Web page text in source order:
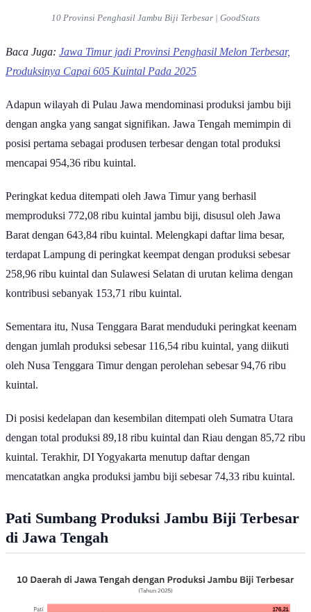
10 Provinsi Penghasil Jambu Biji Terbesar | GoodStats
Baca Juga: Jawa Timur jadi Provinsi Penghasil Melon Terbesar,
Produksinya Capai 605 Kuintal Pada 2025
Adapun wilayah di Pulau Jawa mendominasi produksi jambu biji
dengan angka yang sangat signifikan. Jawa Tengah memimpin di
posisi pertama sebagai produsen terbesar dengan total produksi
mencapai 954,36 ribu kuintal.
Peringkat kedua ditempati oleh Jawa Timur yang berhasil
memproduksi 772,08 ribu kuintal jambu biji, disusul oleh Jawa
Barat dengan 643,84 ribu kuintal. Melengkapi daftar lima besar,
terdapat Lampung di peringkat keempat dengan produksi sebesar
258,96 ribu kuintal dan Sulawesi Selatan di urutan kelima dengan
kontribusi sebanyak 153,71 ribu kuintal.
Sementara itu, Nusa Tenggara Barat menduduki peringkat keenam
dengan jumlah produksi sebesar 116,54 ribu kuintal, yang diikuti
oleh Nusa Tenggara Timur dengan perolehan sebesar 94,76 ribu
kuintal.
Di posisi kedelapan dan kesembilan ditempati oleh Sumatra Utara
dengan total produksi 89,18 ribu kuintal dan Riau dengan 85,72 ribu
kuintal. Terakhir, DI Yogyakarta menutup daftar dengan
mencatatkan angka produksi jambu biji sebesar 74,33 ribu kuintal.
Pati Sumbang Produksi Jambu Biji Terbesar
di Jawa Tengah